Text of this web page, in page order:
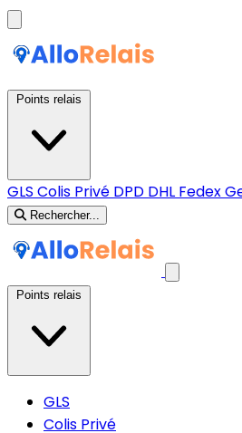
GLS Colis Privé DPD DHL Fedex
Rechercher...
GLS
Colis Privé